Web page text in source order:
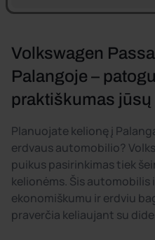
Volkswagen
Palangoje –
praktiškumas jūsų
Planuojate kelionę į
erdvaus automobilio?
puikus pasirinkimas tiek
kelionėms. Šis automobilis
ekonomiškumu ir erdviu
praverčia keliaujant su